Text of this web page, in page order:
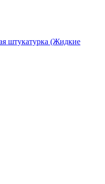
штукатурка (Жидкие